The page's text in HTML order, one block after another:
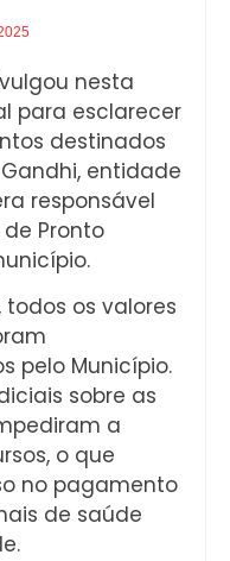
nesta
para esclarecer
destinados
entidade
responsável
Pronto
os valores
pelo Município.
sobre as
a
o que
no pagamento
de saúde